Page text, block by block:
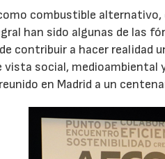
combustible
han sido algunas de las
contribuir a hacer realidad
social, medioambiental
en Madrid a un